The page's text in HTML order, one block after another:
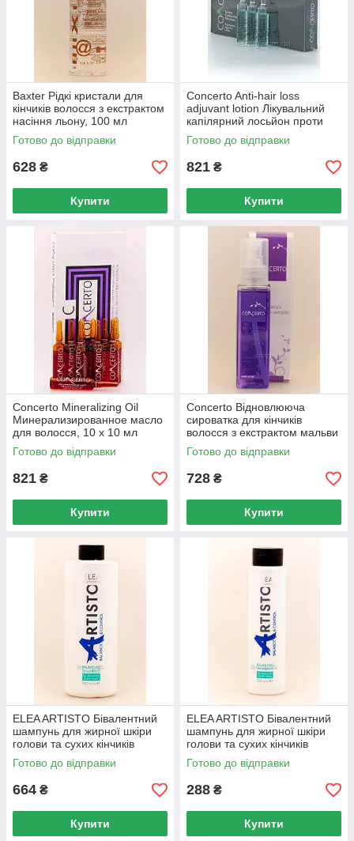
Baxter Рідкі кристали для
кінчиків волосся з екстрактом
насіння льону, 100 мл
Готово до відправки
628 ₴
Купити
Concerto Anti-hair loss
adjuvant lotion Лікувальний
капілярний лосьйон проти
випадіння волосся, 10 x 10
мл
Готово до відправки
821 ₴
Купити
Concerto Mineralizing Oil
Минерализированное масло
для волосся, 10 x 10 мл
Готово до відправки
821 ₴
Купити
Concerto Відновлююча
сироватка для кінчиків
волосся з екстрактом мальви
Repairing Serum, 100 мл
Готово до відправки
728 ₴
Купити
ELEA ARTISTO Бівалентний
шампунь для жирної шкіри
голови та сухих кінчиків
волосся Balancing Shampoo,
1000 мл
Готово до відправки
664 ₴
Купити
ELEA ARTISTO Бівалентний
шампунь для жирної шкіри
голови та сухих кінчиків
волосся Balancing Shampoo,
300 мл
Готово до відправки
288 ₴
Купити